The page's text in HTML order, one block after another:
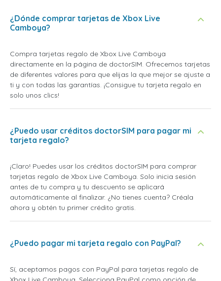
¿Dónde comprar tarjetas de Xbox Live
Camboya?
Compra tarjetas regalo de Xbox Live Camboya
directamente en la página de doctorSIM. Ofrecemos tarjetas
de diferentes valores para que elijas la que mejor se ajuste a
ti y con todas las garantías. ¡Consigue tu tarjeta regalo en
solo unos clics!
¿Puedo usar créditos doctorSIM para pagar mi
tarjeta regalo?
¡Claro! Puedes usar los créditos doctorSIM para comprar
tarjetas regalo de Xbox Live Camboya. Solo inicia sesión
antes de tu compra y tu descuento se aplicará
automáticamente al finalizar. ¿No tienes cuenta? Créala
ahora y obtén tu primer crédito gratis.
¿Puedo pagar mi tarjeta regalo con PayPal?
Sí, aceptamos pagos con PayPal para tarjetas regalo de